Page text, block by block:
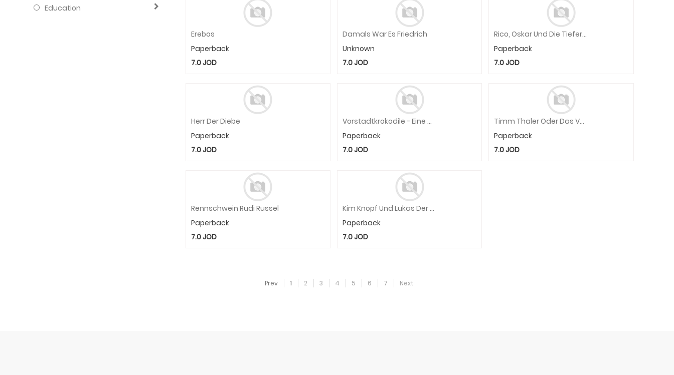
Education
Erebos
Paperback
7.0JOD
Damals War Es Friedrich
Unknown
7.0JOD
Rico, Oskar Und Die Tieferschatten
Paperback
7.0JOD
Herr Der Diebe
Paperback
7.0JOD
Vorstadtkrokodile - Eine Geschichte Vom Aufpassen
Paperback
7.0JOD
Timm Thaler Oder Das Verkaufte Lachen
Paperback
7.0JOD
Rennschwein Rudi Russel
Paperback
7.0JOD
Kim Knopf Und Lukas Der Lokomotivfuhrer
Paperback
7.0JOD
Prev 1 2 3 4 5 6 7 Next